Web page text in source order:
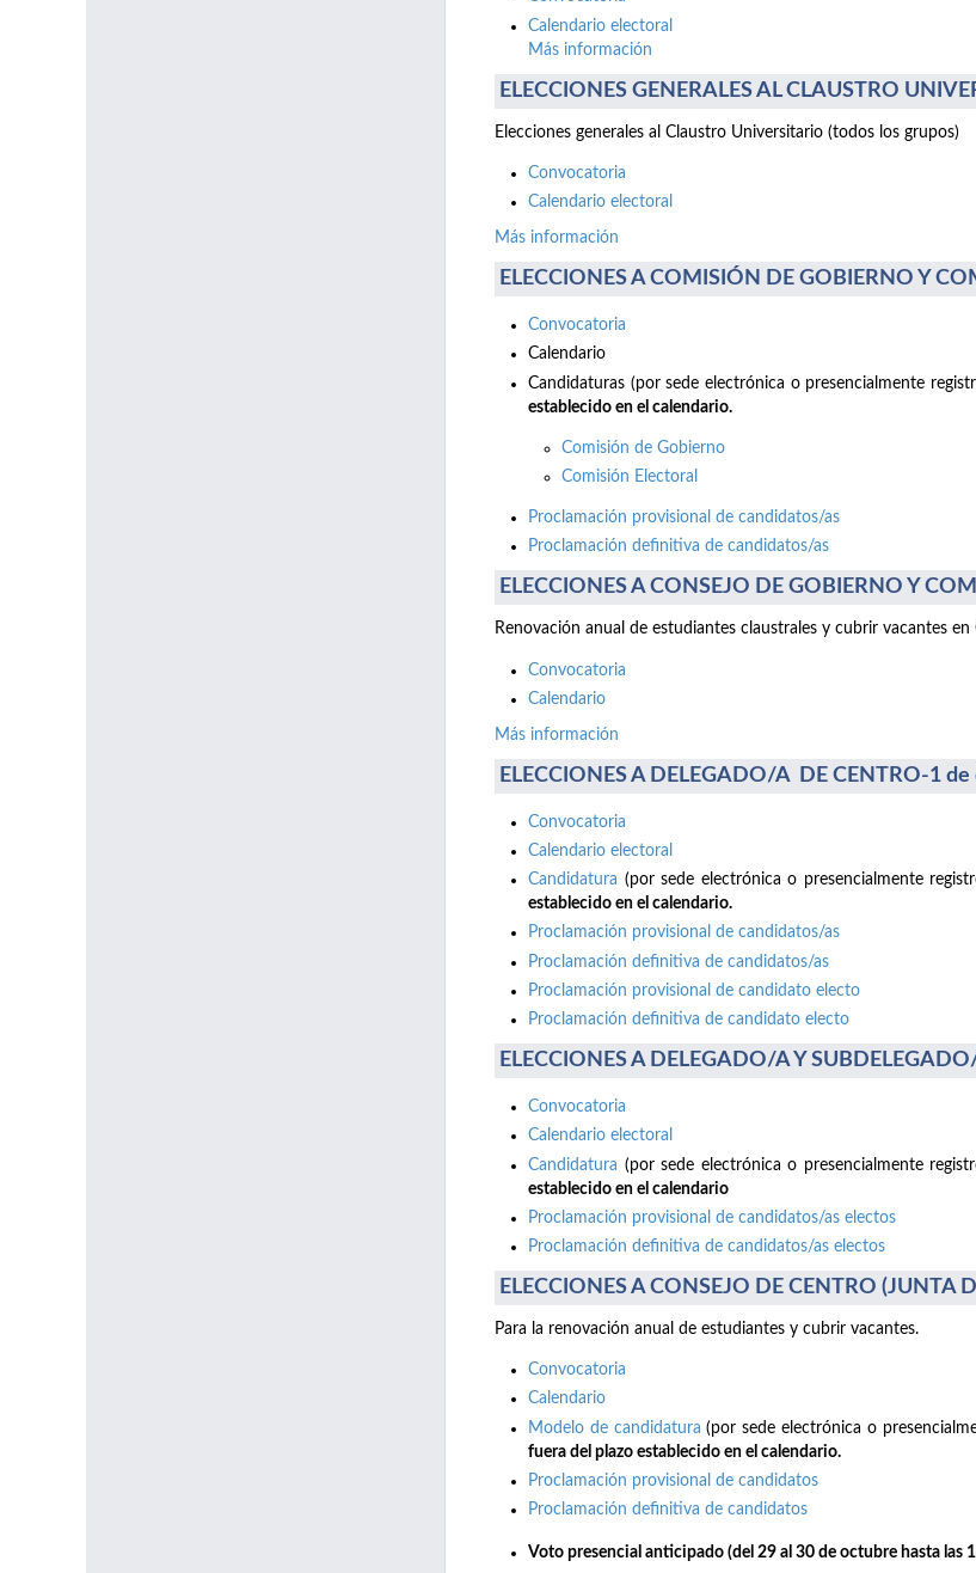
Calendario electoral
Más información
ELECCIONES GENERALES AL CLAUSTRO
Elecciones generales al Claustro Universitario (todos los grupos)
Convocatoria
Calendario electoral
Más información
ELECCIONES A COMISIÓN DE GOBIERNO Y
Convocatoria
Calendario
Candidaturas (por sede electrónica o presencialmente
establecido en el calendario.
Comisión de Gobierno
Comisión Electoral
Proclamación provisional de candidatos/as
Proclamación definitiva de candidatos/as
ELECCIONES A CONSEJO DE GOBIERNO Y
Renovación anual de estudiantes claustrales y cubrir vacantes
Convocatoria
Calendario
Más información
ELECCIONES A DELEGADO/A DE CENTRO-1
Convocatoria
Calendario electoral
Candidatura (por sede electrónica o presencialmente
establecido en el calendario.
Proclamación provisional de candidatos/as
Proclamación definitiva de candidatos/as
Proclamación provisional de candidato electo
Proclamación definitiva de candidato electo
ELECCIONES A DELEGADO/A Y
Convocatoria
Calendario electoral
Candidatura (por sede electrónica o presencialmente
establecido en el calendario
Proclamación provisional de candidatos/as electos
Proclamación definitiva de candidatos/as electos
ELECCIONES A CONSEJO DE CENTRO (JUNTA
Para la renovación anual de estudiantes y cubrir vacantes.
Convocatoria
Calendario
Modelo de candidatura (por sede electrónica o
fuera del plazo establecido en el calendario.
Proclamación provisional de candidatos
Proclamación definitiva de candidatos
Voto presencial anticipado (del 29 al 30 de octubre hasta las